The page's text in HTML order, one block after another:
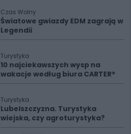
Czas Wolny
Światowe gwiazdy EDM zagrają w
Legendii
Turystyka
10 najciekawszych wysp na
wakacje według biura CARTER®
Turystyka
Lubelszczyzna. Turystyka
wiejska, czy agroturystyka?